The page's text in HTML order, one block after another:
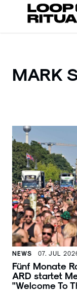
MARK
NEWS 07. JUL
Fünf Monate
ARD startet
"Welcome To